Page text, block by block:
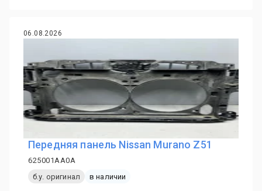
06.08.2026
Передняя панель Nissan Murano Z51
625001AA0A
б.у. оригинал
в наличии